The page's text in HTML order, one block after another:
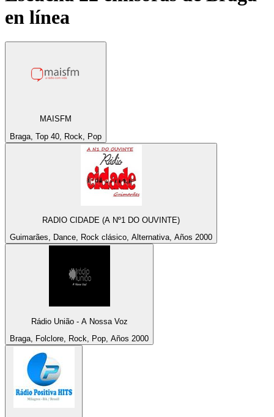
en línea
MAISFM
Braga, Top 40, Rock, Pop
RADIO CIDADE (A Nº1 DO OUVINTE)
Guimarães, Dance, Rock clásico, Alternativa, Años 2000
Rádio União - A Nossa Voz
Braga, Folclore, Rock, Pop, Años 2000